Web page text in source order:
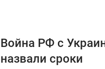
Война РФ с
назвали сроки